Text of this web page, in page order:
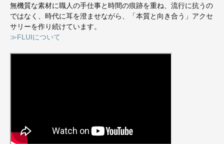
無機質な素材に職人の手仕事と時間の痕跡を重ね、流行に抗うの
ではなく、時代に耳を澄ませながら、「本質と向き合う」アクセ
サリーを作り続けています。
≫FLUIについて